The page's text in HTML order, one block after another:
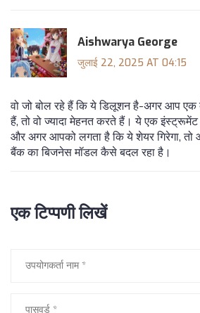
Aishwarya George
जुलाई 22, 2025 AT 04:15
वो जो बोल रहे हैं कि ये डिलूशन है-अगर आप
हैं, तो वो ज्यादा मेहनत करते हैं। ये एक
और अगर आपको लगता है कि ये शेयर गिरेगा,
बैंक का बिजनेस मॉडल कैसे बदल रहा है।
एक टिप्पणी लिखें